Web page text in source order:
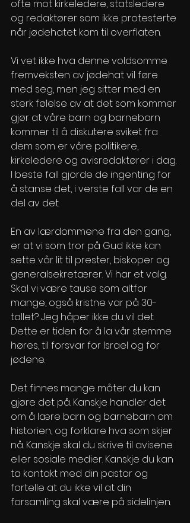
ofte mot kirkeledere, statsledere
og redaktører som ikke protesterte
når jødehatet kom til overflaten.
Vi vet ikke hva denne voldsomme
fremveksten av jødehat vil føre
med seg, men jeg sitter med en
sterk følelse av at det som kommer
gjør at våre barn og barnebarn
kommer til å diskutere sviket fra
dem som er våre politikere,
kirkeledere og avisredaktører i dag.
I beste fall gjorde de ingenting for
å stanse det, i verste fall var de en
del av det.
En av lærdommene fra den gang,
er at vi som tror på Gud ikke kan
sette vår lit til prester, biskoper og
generalsekretærer. Vi har et valg.
Skal vi være tause som altfor
mange, også kristne var på 30-
tallet? Jeg håper ikke du vil det.
Dette er tiden for å la vår stemme
høres, til forsvar for Israel og for
jødene.
Det finnes mange måter du kan
gjøre det på. Kanskje handler det
om å lære barn og barnebarn om
historien, og forklare hva som skjer
nå. Kanskje skal du skrive til avisene
eller sosiale medier. Kanskje du kan
ta kontakt med din pastor og
fortelle at du ikke vil at din
forsamling skal være på sidelinjen.